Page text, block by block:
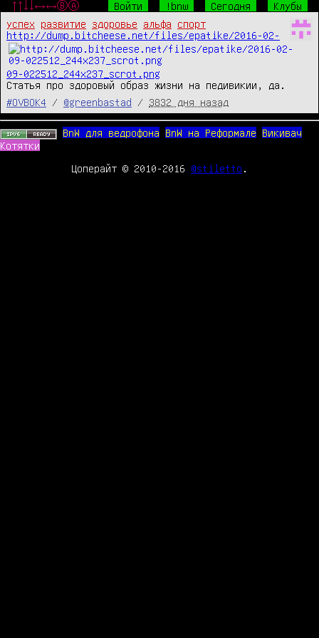
↑↑↓↓←→←→ⒷⒶ Войти !bnw Сегодня
Клубы
успех
развитие здоровье альфа
спорт
http://dump.bitcheese.net/files/epatike/2016-02-
09-022512_244x237_scrot.png
Статья про здоровый образ жизни на педивикии, да.
#OVBOK4
/ @greenbastad / 3832 дня назад
BnW для ведрофона BnW на Реформале
Викивач
Котятки
Цоперайт © 2010-2016 @stiletto